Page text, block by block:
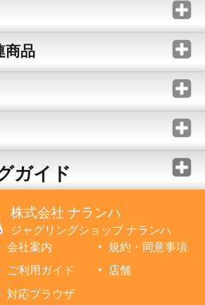
商品
ガイド
株式会社 ナランハ
ジャグリングショップ ナランハ
会社案内
規約・同意事項
ご利用ガイド
店舗
対応ブラウザ